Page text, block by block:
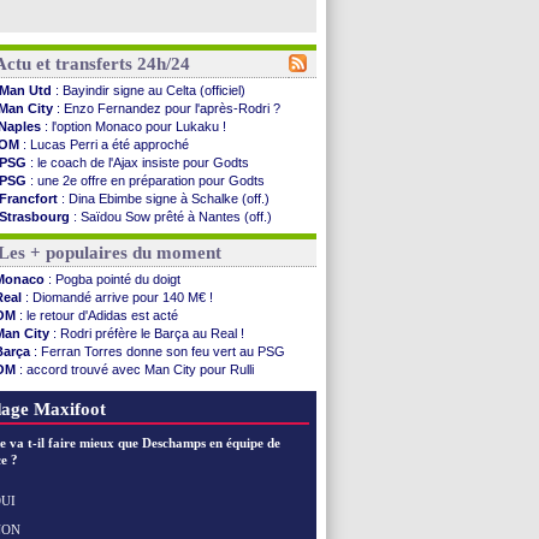
et transferts 24h/24
Man Utd : Bayindir signe au Celta (officiel)
City : Enzo Fernandez pour l'après-Rodri ?
: l'option Monaco pour Lukaku !
: Lucas Perri a été approché
PSG : le coach de l'Ajax insiste pour Godts
PSG : une 2e offre en préparation pour Godts
Francfort : Dina Ebimbe signe à Schalke (off.)
Strasbourg : Saïdou Sow prêté à Nantes (off.)
Monaco: Filipe Luis aimerait garder Balogun
Dortmund: Newcastle est prévenu pour Nmecha
Barça: première offre à 45 M€ pour Rodri ?
Argentine : le soutien très appuyé à Infantino
Tottenham: Van de Ven va prolonger
Barça : l'agent de Rodri confirme !
: la CAF soutient Infantino
2030: Rubiales charge Infantino et ...
: Embolo a des pistes alléchantes
: Haise confirme pour Aït Boudlal
Utd: Zirkzee vers la Juventus ?
+ populaires du moment
: Pogba pointé du doigt
: Diomandé arrive pour 140 M€ !
: le retour d'Adidas est acté
City : Rodri préfère le Barça au Real !
: Ferran Torres donne son feu vert au PSG
: accord trouvé avec Man City pour Rulli
: le club prêt à libérer Kondogbia ?
Maxifoot
va t-il faire mieux que Deschamps en équipe de
?